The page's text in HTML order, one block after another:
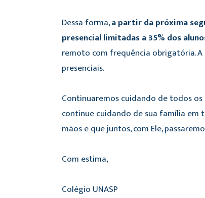
Dessa forma,a partir da próxima
presencial limitadas a 35% dos
remoto com frequência obrigatória.
presenciais.
Continuaremos cuidando de todos os
continue cuidando de sua família em
mãos e que juntos, com Ele,
Com estima,
Colégio UNASP